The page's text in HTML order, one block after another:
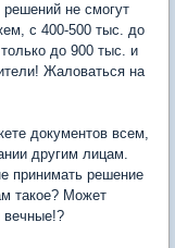
не смогут
с 400-500 тыс. до
до 900 тыс. и
Жаловаться на
документов всем,
другим лицам.
принимать решение
такое? Может
вечные!?